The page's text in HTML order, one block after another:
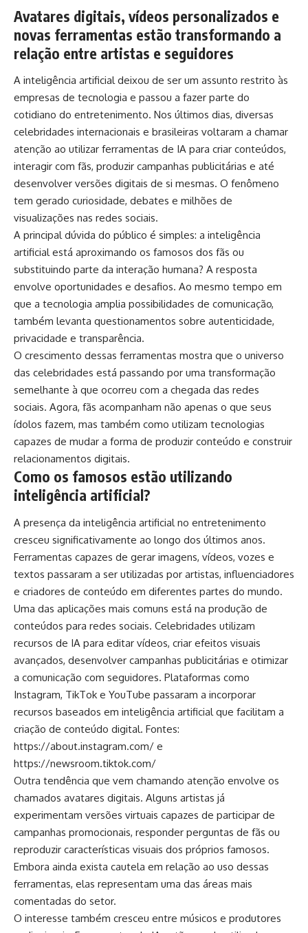
Avatares digitais, vídeos personalizados e
novas ferramentas estão transformando a
relação entre artistas e seguidores
A inteligência artificial deixou de ser um assunto restrito às
empresas de tecnologia e passou a fazer parte do
cotidiano do entretenimento. Nos últimos dias, diversas
celebridades internacionais e brasileiras voltaram a chamar
atenção ao utilizar ferramentas de IA para criar conteúdos,
interagir com fãs, produzir campanhas publicitárias e até
desenvolver versões digitais de si mesmas. O fenômeno
tem gerado curiosidade, debates e milhões de
visualizações nas redes sociais.
A principal dúvida do público é simples: a inteligência
artificial está aproximando os famosos dos fãs ou
substituindo parte da interação humana? A resposta
envolve oportunidades e desafios. Ao mesmo tempo em
que a tecnologia amplia possibilidades de comunicação,
também levanta questionamentos sobre autenticidade,
privacidade e transparência.
O crescimento dessas ferramentas mostra que o universo
das celebridades está passando por uma transformação
semelhante à que ocorreu com a chegada das redes
sociais. Agora, fãs acompanham não apenas o que seus
ídolos fazem, mas também como utilizam tecnologias
capazes de mudar a forma de produzir conteúdo e construir
relacionamentos digitais.
Como os famosos estão utilizando
inteligência artificial?
A presença da inteligência artificial no entretenimento
cresceu significativamente ao longo dos últimos anos.
Ferramentas capazes de gerar imagens, vídeos, vozes e
textos passaram a ser utilizadas por artistas, influenciadores
e criadores de conteúdo em diferentes partes do mundo.
Uma das aplicações mais comuns está na produção de
conteúdos para redes sociais. Celebridades utilizam
recursos de IA para editar vídeos, criar efeitos visuais
avançados, desenvolver campanhas publicitárias e otimizar
a comunicação com seguidores. Plataformas como
Instagram, TikTok e YouTube passaram a incorporar
recursos baseados em inteligência artificial que facilitam a
criação de conteúdo digital. Fontes:
https://about.instagram.com/ e
https://newsroom.tiktok.com/
Outra tendência que vem chamando atenção envolve os
chamados avatares digitais. Alguns artistas já
experimentam versões virtuais capazes de participar de
campanhas promocionais, responder perguntas de fãs ou
reproduzir características visuais dos próprios famosos.
Embora ainda exista cautela em relação ao uso dessas
ferramentas, elas representam uma das áreas mais
comentadas do setor.
O interesse também cresceu entre músicos e produtores